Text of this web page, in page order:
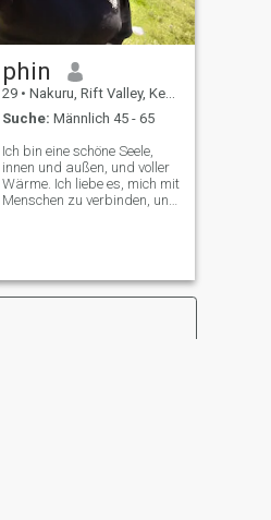
mich, jemanden zu finden,
der mit meiner göttlichen
weiblichen Energie Resonanz
Tango. Sollen wir das tun?🥰
💃🤗💝
phin
29 • Nakuru, Rift Valley, Kenia
Suche: Männlich 45 - 65
Ich bin eine schöne Seele,
innen und außen, und voller
Wärme. Ich liebe es, mich mit
Menschen zu verbinden, und
Loyalität und die kleinen
Gesten, die Freundschaften